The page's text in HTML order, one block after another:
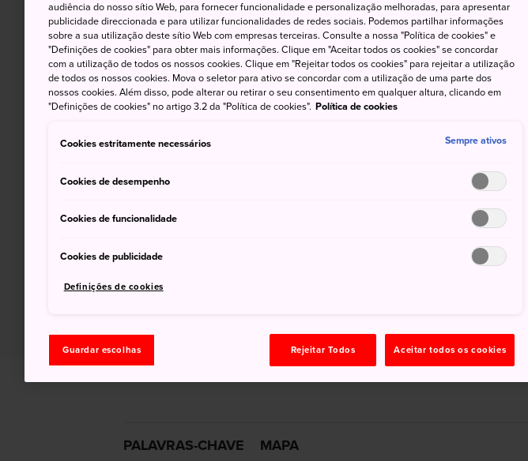
PALAVRAS-CHAVE MAPA
audiência do nosso sítio Web, para fornecer funcionalidade e personalização melhoradas, para apresentar
publicidade direccionada e para utilizar funcionalidades de redes sociais. Podemos partilhar informações
sobre a sua utilização deste sítio Web com empresas terceiras. Consulte a nossa "Política de cookies" e
"Definições de cookies" para obter mais informações. Clique em "Aceitar todos os cookies" se concordar
com a utilização de todos os nossos cookies. Clique em "Rejeitar todos os cookies" para rejeitar a utilização
de todos os nossos cookies. Mova o seletor para ativo se concordar com a utilização de uma parte dos
nossos cookies. Além disso, pode alterar ou retirar o seu consentimento em qualquer altura, clicando em
"Definições de cookies" no artigo 3.2 da "Política de cookies". Política de cookies
Cookies estritamente necessários Sempre ativos
Cookies de desempenho
Cookies de funcionalidade
Cookies de publicidade
Definições de cookies
Guardar escolhas Rejeitar Todos Aceitar todos os cookies